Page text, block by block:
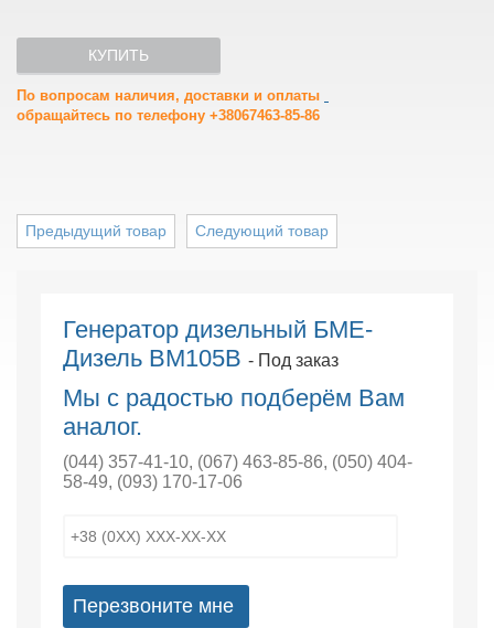
КУПИТЬ
По вопросам наличия, доставки и оплаты
обращайтесь по телефону +38067463-85-86
Следующий товар
Предыдущий товар
Генератор дизельный БМЕ-
Дизель BM105B - Под заказ
Мы с радостью подберём Вам
аналог.
(044) 357-41-10, (067) 463-85-86, (050) 404-
58-49, (093) 170-17-06
Перезвоните мне